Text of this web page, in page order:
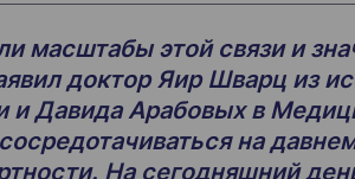
масштабы этой связи и
доктор Яир Шварц из
и Давида Арабовых в
на
На сегодняшний